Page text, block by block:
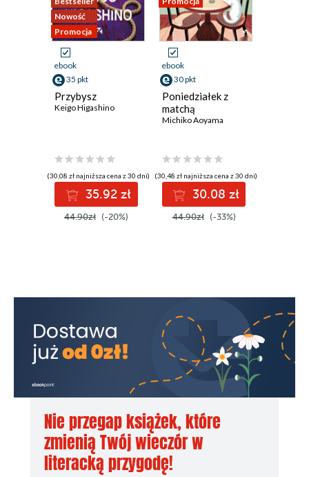
Nowość
Promocja
ebook
35 pkt
Przybysz
Keigo Higashino
(30,08 zł najniższa cena z 30 dni)
35.92 zł
44.90zł (-20%)
ebook
30 pkt
Poniedziałek z
matchą
Michiko Aoyama
(30,48 zł najniższa cena z 30 dni)
30.08 zł
44.90zł (-33%)
Nie przegap książek, które
zmienią Twój wieczór w
literacką przygodę!